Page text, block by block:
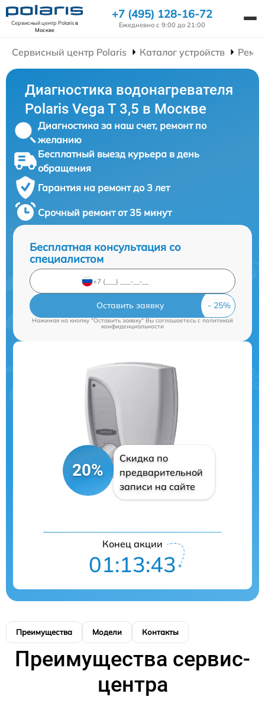
Сервисный центр Polarisв
Москве
+7 (495) 128-16-72
Ежедневно с 9:00 до 21:00
Сервисный центр Polaris Каталог устройств
Диагностика водонагревателя
Polaris Vega T 3,5 в Москве
Диагностика за наш счет, ремонт по
желанию
Бесплатный выезд курьера в день
обращения
Гарантия на ремонт до 3 лет
Срочный ремонт от 35 минут
Бесплатная консультация со
специалистом
Оставить заявку
Нажимая на кнопку "Оставить заявку" Вы соглашаетесь cполитикой
конфиденциальности
20%
Скидка по
предварительной
записи на сайте
Конец акции
01:13:43
Преимущества Модели Контакты
Преимущества сервис-
центра